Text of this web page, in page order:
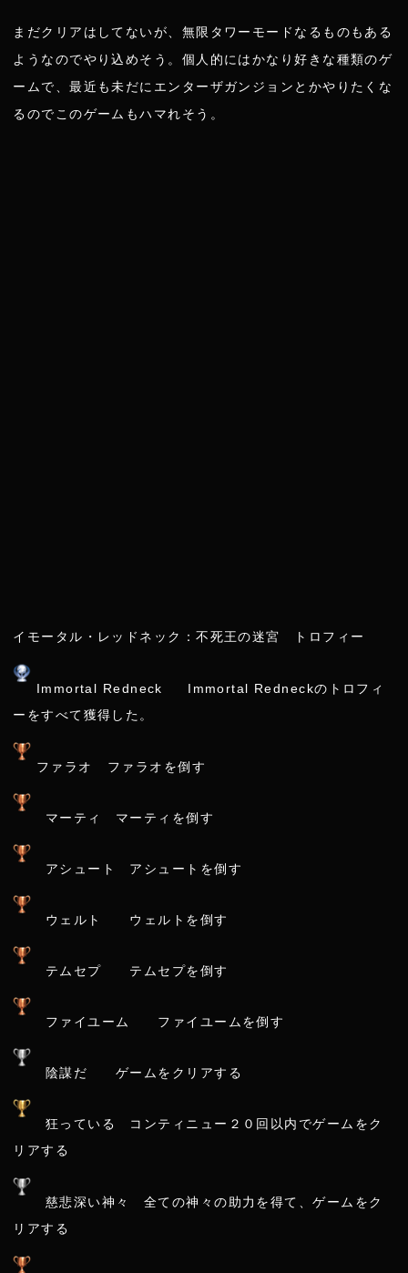
まだクリアはしてないが、無限タワーモードなるものもある
ようなのでやり込めそう。個人的にはかなり好きな種類のゲ
ームで、最近も未だにエンターザガンジョンとかやりたくな
るのでこのゲームもハマれそう。
イモータル・レッドネック：不死王の迷宮 トロフィー
Immortal Redneck Immortal Redneckのトロフィ
ーをすべて獲得した。
ファラオ ファラオを倒す
マーティ マーティを倒す
アシュート アシュートを倒す
ウェルト ウェルトを倒す
テムセプ テムセプを倒す
ファイユーム ファイユームを倒す
陰謀だ ゲームをクリアする
狂っている コンティニュー２０回以内でゲームをク
リアする
慈悲深い神々 全ての神々の助力を得て、ゲームをク
リアする